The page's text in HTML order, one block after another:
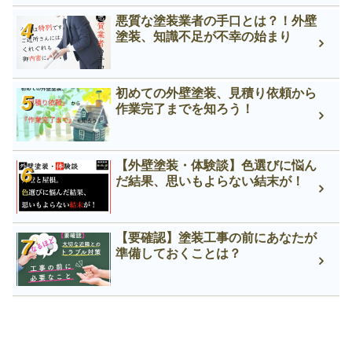
悪質な塗装業者の手口とは？！外壁
塗装、知識不足が不幸の始まり
初めての外壁塗装、見積り依頼から
作業完了までを知ろう！
【外壁塗装・体験談】色選びに悩ん
だ結果、思いもよらない結末が！
【要確認】塗装工事の前にあなたが
準備しておくことは？